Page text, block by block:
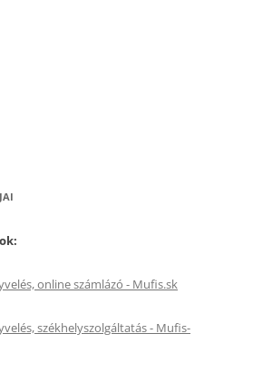
online számlázó - Mufis.sk
székhelyszolgáltatás - Mufis-